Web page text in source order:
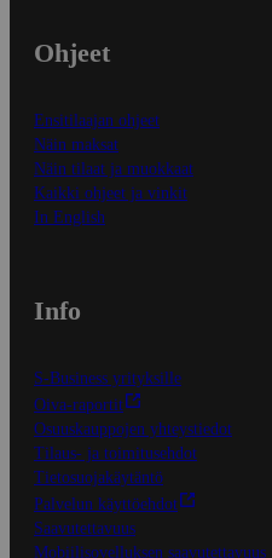
Ohjeet
Ensitilaajan ohjeet
Näin maksat
Näin tilaat ja muokkaat
Kaikki ohjeet ja vinkit
In English
Info
S-Business yrityksille
Oiva-raportit
Osuuskauppojen yhteystiedot
Tilaus- ja toimitusehdot
Tietosuojakäytäntö
Palvelun käyttöehdot
Saavutettavuus
Mobiilisovelluksen saavutettavuus